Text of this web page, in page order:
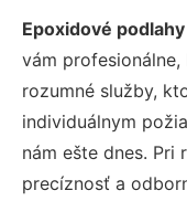
Epoxidové
vám
rozumné služby,
individuálnym
nám ešte dnes. Pri
precíznosť a